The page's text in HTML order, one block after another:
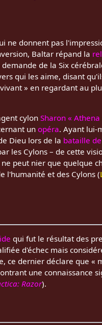
ne donnent pas
Baltar répand la
de la Six
qui les aime, disant
» en regardant au
cylonSharon «
unopéra. Ayant lui-
Dieu lors de la bataille
les Cylons – de cette
peut nier que quelque
l'humanité et des Cylons (
qui fut le résultat des
d'échec mais
ce dernier déclare que «
une connaissance
Razor).